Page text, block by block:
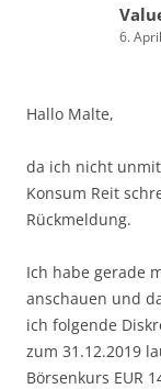
6.
Hallo Malte,
da ich nicht
Konsum Reit
Rückmeldung.
Ich habe gerade
anschauen und
ich folgende
zum 31.12.2019
Börsenkurs EUR